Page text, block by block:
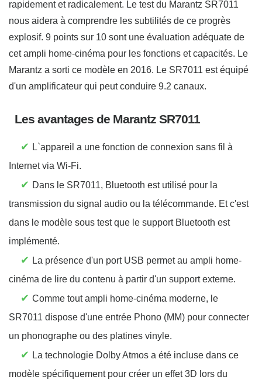
rapidement et radicalement. Le test du Marantz SR7011
nous aidera à comprendre les subtilités de ce progrès
explosif. 9 points sur 10 sont une évaluation adéquate de
cet ampli home-cinéma pour les fonctions et capacités. Le
Marantz a sorti ce modèle en 2016. Le SR7011 est équipé
d'un amplificateur qui peut conduire 9.2 canaux.
Les avantages de Marantz SR7011
✔ L`appareil a une fonction de connexion sans fil à
Internet via Wi-Fi.
✔ Dans le SR7011, Bluetooth est utilisé pour la
transmission du signal audio ou la télécommande. Et c'est
dans le modèle sous test que le support Bluetooth est
implémenté.
✔ La présence d'un port USB permet au ampli home-
cinéma de lire du contenu à partir d'un support externe.
✔ Comme tout ampli home-cinéma moderne, le
SR7011 dispose d'une entrée Phono (MM) pour connecter
un phonographe ou des platines vinyle.
✔ La technologie Dolby Atmos a été incluse dans ce
modèle spécifiquement pour créer un effet 3D lors du